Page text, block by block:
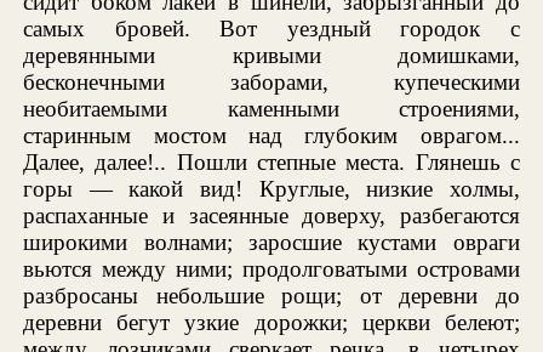
самых бровей. Вот уездный городок с
деревянными кривыми домишками,
бесконечными заборами, купеческими
необитаемыми каменными строениями,
старинным мостом над глубоким оврагом...
Далее, далее!.. Пошли степные места. Глянешь с
горы — какой вид! Круглые, низкие холмы,
распаханные и засеянные доверху, разбегаются
широкими волнами; заросшие кустами овраги
вьются между ними; продолговатыми островами
разбросаны небольшие рощи; от деревни до
деревни бегут узкие дорожки; церкви белеют;